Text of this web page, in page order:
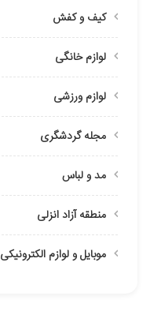
کیف و کفش
لوازم خانگی
لوازم ورزشی
مجله گردشگری
مد و لباس
منطقه آزاد انزلی
موبایل و لوازم الکترونیکی